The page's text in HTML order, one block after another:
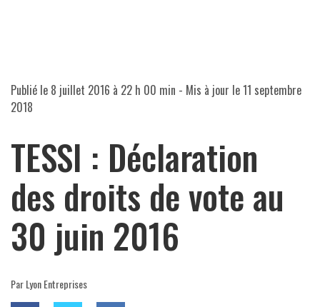
Publié le 8 juillet 2016 à 22 h 00 min - Mis à jour le11 septembre
2018
TESSI : Déclaration
des droits de vote au
30 juin 2016
Par Lyon Entreprises